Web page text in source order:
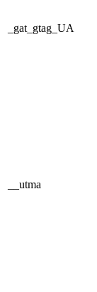
_gat_gtag_UA
__utma